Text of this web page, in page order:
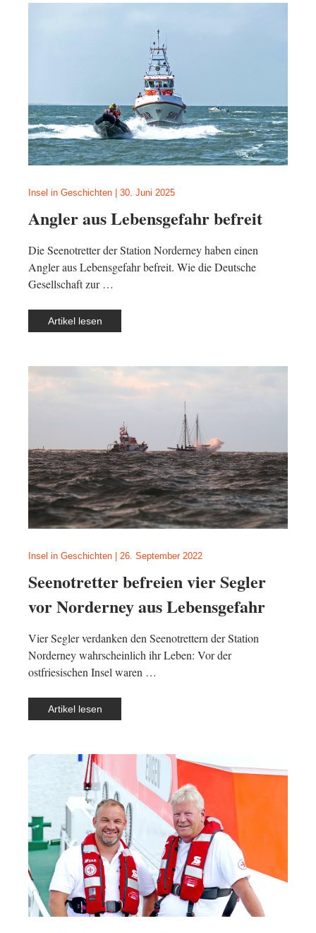
Insel in Geschichten 30. Juni 2025
Angler aus Lebensgefahr befreit
Die Seenotretter der Station Norderney haben einen
Angler aus Lebensgefahr befreit. Wie die Deutsche
Gesellschaft zur …
Artikel lesen
Insel in Geschichten 26. September 2022
Seenotretter befreien vier Segler
vor Norderney aus Lebensgefahr
Vier Segler verdanken den Seenotrettern der Station
Norderney wahrscheinlich ihr Leben: Vor der
ostfriesischen Insel waren …
Artikel lesen